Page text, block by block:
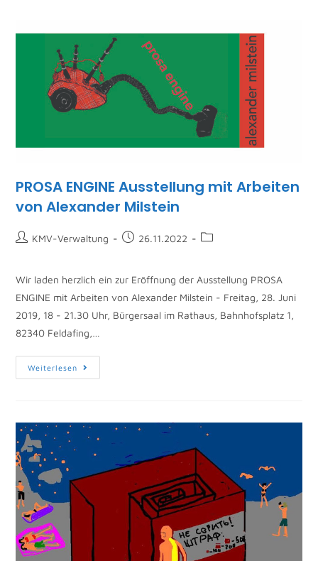
PROSA ENGINE Ausstellung mit Arbeiten
von Alexander Milstein
KMV-Verwaltung 26.11.2022
Wir laden herzlich ein zur Eröffnung der Ausstellung PROSA
ENGINE mit Arbeiten von Alexander Milstein - Freitag, 28. Juni
2019, 18 - 21.30 Uhr, Bürgersaal im Rathaus, Bahnhofsplatz 1,
82340 Feldafing,…
Weiterlesen